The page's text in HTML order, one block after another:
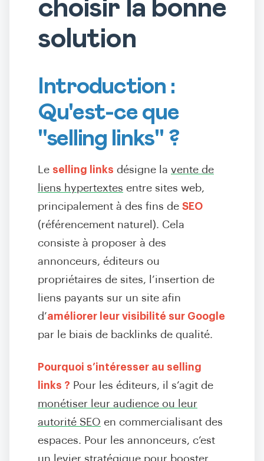
choisir la bonne
solution
Introduction :
Qu'est-ce que
"selling links" ?
Le selling links désigne la vente de
liens hypertextes entre sites web,
principalement à des fins de SEO
(référencement naturel). Cela
consiste à proposer à des
annonceurs, éditeurs ou
propriétaires de sites, l’insertion de
liens payants sur un site afin
d’améliorer leur visibilité sur Google
par le biais de backlinks de qualité.
Pourquoi s’intéresser au selling
links ? Pour les éditeurs, il s’agit de
monétiser leur audience ou leur
autorité SEO en commercialisant des
espaces. Pour les annonceurs, c’est
un
levier stratégique pour booster